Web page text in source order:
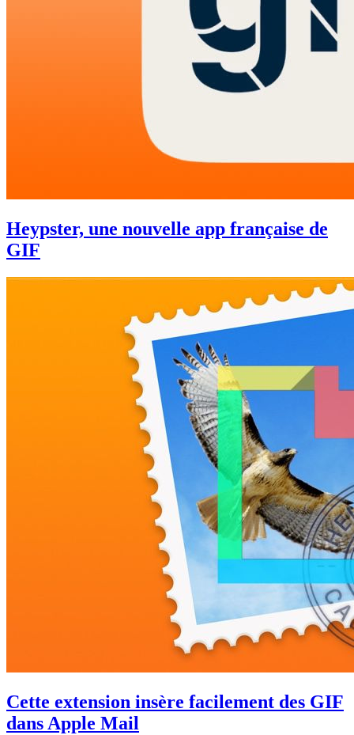
Heypster, une nouvelle app française de
GIF
Cette extension insère facilement des GIF
dans Apple Mail